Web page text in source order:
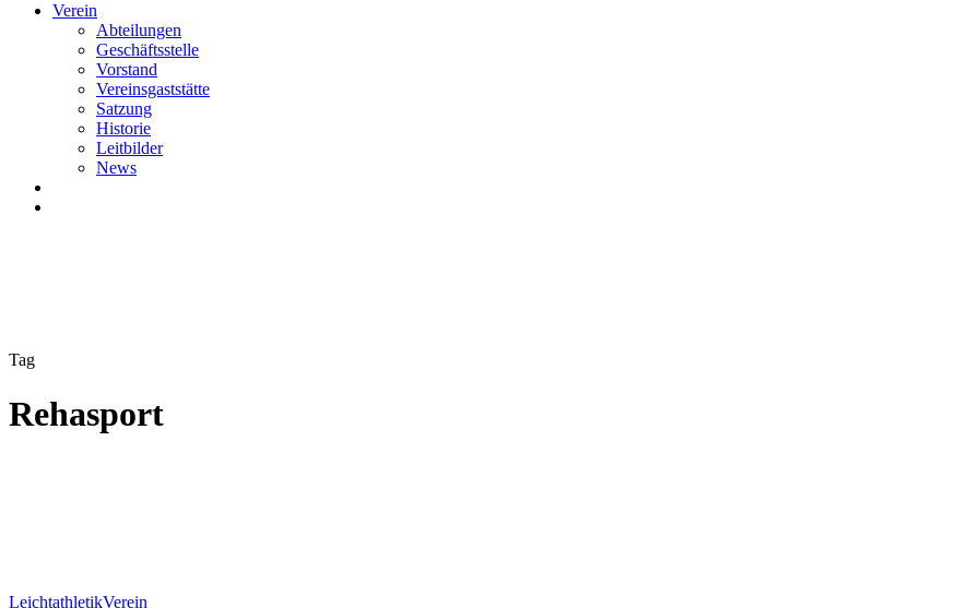
Verein
Abteilungen
Geschäftsstelle
Vorstand
Vereinsgaststätte
Satzung
Historie
Leitbilder
News
Tag
Rehasport
LeichtathletikVerein